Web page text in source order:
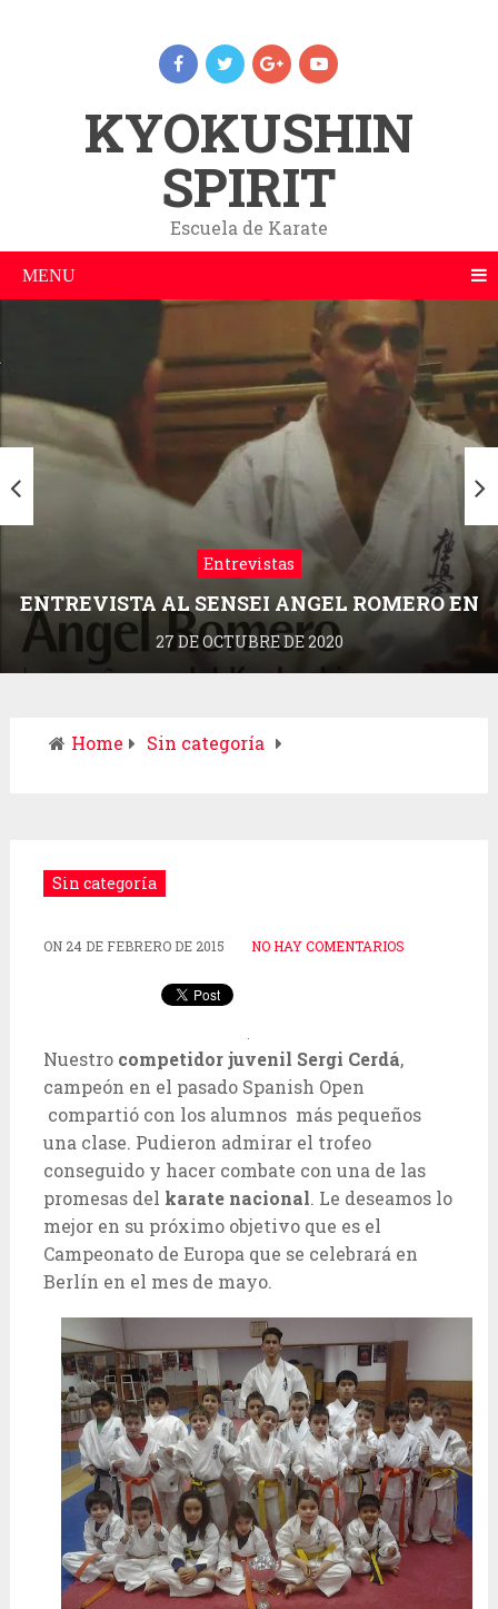
KYOKUSHIN
SPIRIT
Escuela de Karate
MENU
Entrevistas
ENTREVISTA AL SENSEI ANGEL ROMERO EN
LA REVISTA DRAGONZ
27 DE OCTUBRE DE 2020
Home Sin categoría
Sin categoría
ON 24 DE FEBRERO DE 2015 NO HAY COMENTARIOS
Nuestro competidor juvenil Sergi Cerdá,
campeón en el pasado Spanish Open
compartió con los alumnos más pequeños
una clase. Pudieron admirar el trofeo
conseguido y hacer combate con una de las
promesas del karate nacional. Le deseamos lo
mejor en su próximo objetivo que es el
Campeonato de Europa que se celebrará en
Berlín en el mes de mayo.